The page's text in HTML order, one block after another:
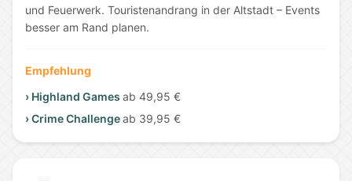
und Feuerwerk. Touristenandrang in der Altstadt – Events
besser am Rand planen.
Empfehlung
› Highland Games ab 49,95 €
› Crime Challengeab 39,95 €